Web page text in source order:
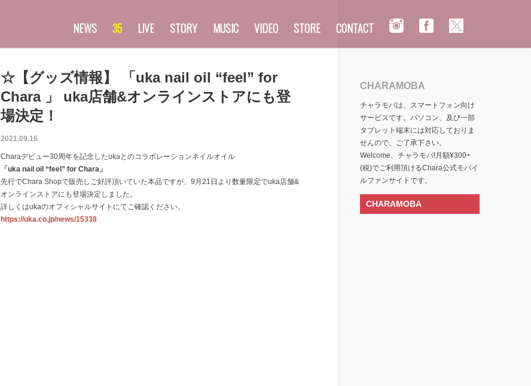
NEWS 35 LIVE STORY MUSIC VIDEO STORE CONTACT
☆【グッズ情報】 「uka nail oil “feel” for
Chara 」 uka店舗&オンラインストアにも登
場決定！
2021.09.16
Charaデビュー30周年を記念したukaとのコラボレーションネイルオイル
「uka nail oil “feel” for Chara」
先行でChara Shopで販売しご好評頂いていた本品ですが、9月21日より数量限定でuka店舗&
オンラインストアにも登場決定しました。
詳しくはukaのオフィシャルサイトにてご確認ください。
https://uka.co.jp/news/15338
CHARAMOBA
チャラモバは、スマートフォン向け
サービスです。パソコン、及び一部
タブレット端末には対応しておりま
せんので、ご了承下さい。
Welcome、チャラモバ!月額¥300+
(税)でご利用頂けるChara公式モバイ
ルファンサイトです。
CHARAMOBA